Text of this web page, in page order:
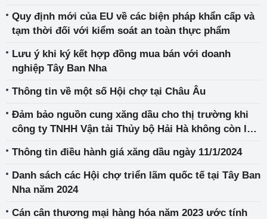
Quy định mới của EU về các biện pháp khẩn cấp và
tạm thời đối với kiểm soát an toàn thực phẩm
Lưu ý khi ký kết hợp đồng mua bán với doanh
nghiệp Tây Ban Nha
Thông tin về một số Hội chợ tại Châu Âu
Đảm bảo nguồn cung xăng dầu cho thị trường khi
công ty TNHH Vận tải Thủy bộ Hải Hà không còn là
Thông tin điều hành giá xăng dầu ngày 11/1/2024
Danh sách các Hội chợ triển lãm quốc tế tại Tây Ban
Nha năm 2024
Cán cân thương mại hàng hóa năm 2023 ước tính